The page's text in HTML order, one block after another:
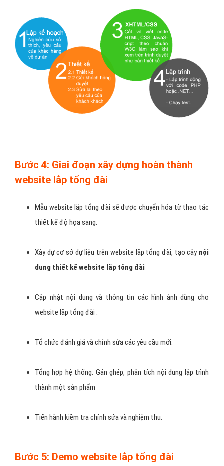
Bước 4: Giai đoạn xây dựng hoàn thành
website lắp tổng đài
Mẫu website lắp tổng đài sẽ được chuyển hóa từ thao tác
thiết kế độ họa sang.
Xây dự cơ sở dự liệu trên website lắp tổng đài, tạo cây nội
dung thiết kếwebsite lắp tổng đài
Cập nhật nội dung và thông tin các hình ảnh dùng cho
website lắp tổng đài .
Tổ chức đánh giá và chỉnh sửa các yêu cầu mới.
Tổng hợp hệ thống: Gán ghép, phân tích nội dung lập trình
thành một sản phẩm
Tiến hành kiềm tra chỉnh sửa và nghiệm thu.
Bước 5: Demo website lắp tổng đài